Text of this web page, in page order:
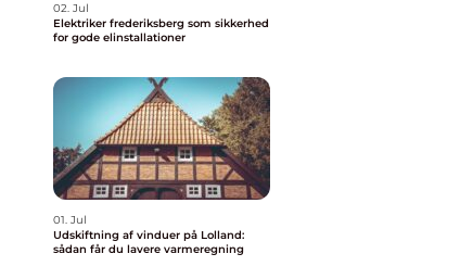
02. Jul
Elektriker frederiksberg som sikkerhed
for gode elinstallationer
01. Jul
Udskiftning af vinduer på Lolland:
sådan får du lavere varmeregning